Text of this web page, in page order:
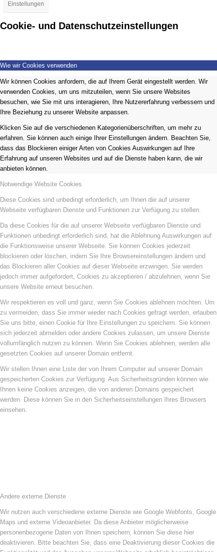
Einstellungen
Cookie- und Datenschutzeinstellungen
Wie wir Cookies verwenden
Wir können Cookies anfordern, die auf Ihrem Gerät eingestellt werden. Wir
verwenden Cookies, um uns mitzuteilen, wenn Sie unsere Websites
besuchen, wie Sie mit uns interagieren, Ihre Nutzererfahrung verbessern und
Ihre Beziehung zu unserer Website anpassen.
Klicken Sie auf die verschiedenen Kategorienüberschriften, um mehr zu
erfahren. Sie können auch einige Ihrer Einstellungen ändern. Beachten Sie,
dass das Blockieren einiger Arten von Cookies Auswirkungen auf Ihre
Erfahrung auf unseren Websites und auf die Dienste haben kann, die wir
anbieten können.
Notwendige Website Cookies
Diese Cookies sind unbedingt erforderlich, um Ihnen die auf unserer
Webseite verfügbaren Dienste und Funktionen zur Verfügung zu stellen.
Da diese Cookies für die auf unserer Webseite verfügbaren Dienste und
Funktionen unbedingt erforderlich sind, hat die Ablehnung Auswirkungen auf
die Funktionsweise unserer Webseite. Sie können Cookies jederzeit
blockieren oder löschen, indem Sie Ihre Browsereinstellungen ändern und
das Blockieren aller Cookies auf dieser Webseite erzwingen. Sie werden
jedoch immer aufgefordert, Cookies zu akzeptieren / abzulehnen, wenn Sie
unsere Website erneut besuchen.
Wir respektieren es voll und ganz, wenn Sie Cookies ablehnen möchten. Um
zu vermeiden, dass Sie immer wieder nach Cookies gefragt werden, erlauben
Sie uns bitte, einen Cookie für Ihre Einstellungen zu speichern. Sie können
sich jederzeit abmelden oder andere Cookies zulassen, um unsere Dienste
vollumfänglich nutzen zu können. Wenn Sie Cookies ablehnen, werden alle
gesetzten Cookies auf unserer Domain entfernt.
Wir stellen Ihnen eine Liste der von Ihrem Computer auf unserer Domain
gespeicherten Cookies zur Verfügung. Aus Sicherheitsgründen können wie
Ihnen keine Cookies anzeigen, die von anderen Domains gespeichert
werden. Diese können Sie in den Sicherheitseinstellungen Ihres Browsers
einsehen.
Andere externe Dienste
Wir nutzen auch verschiedene externe Dienste wie Google Webfonts, Google
Maps und externe Videoanbieter. Da diese Anbieter möglicherweise
personenbezogene Daten von Ihnen speichern, können Sie diese hier
deaktivieren. Bitte beachten Sie, dass eine Deaktivierung dieser Cookies die